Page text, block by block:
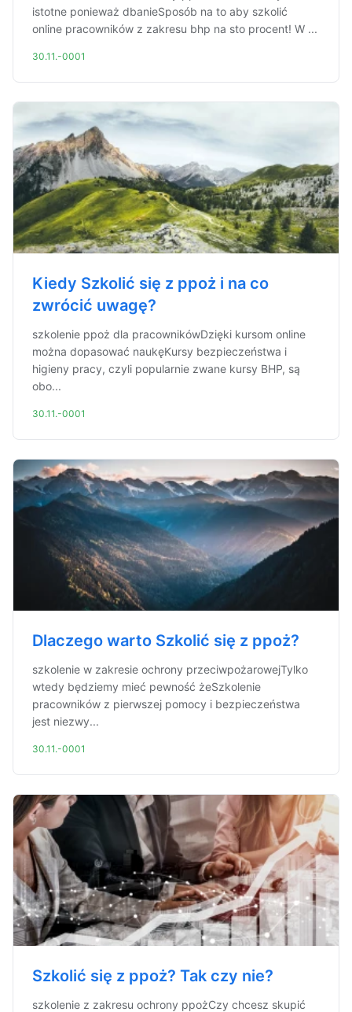
istotne ponieważ dbanieSposób na to aby szkolić
online pracowników z zakresu bhp na sto procent! W ...
30.11.-0001
Kiedy Szkolić się z ppoż i na co
zwrócić uwagę?
szkolenie ppoż dla pracownikówDzięki kursom online
można dopasować naukęKursy bezpieczeństwa i
higieny pracy, czyli popularnie zwane kursy BHP, są
obo...
30.11.-0001
Dlaczego warto Szkolić się z ppoż?
szkolenie w zakresie ochrony przeciwpożarowejTylko
wtedy będziemy mieć pewność żeSzkolenie
pracowników z pierwszej pomocy i bezpieczeństwa
jest niezwy...
30.11.-0001
Szkolić się z ppoż? Tak czy nie?
szkolenie z zakresu ochrony ppożCzy chcesz skupić